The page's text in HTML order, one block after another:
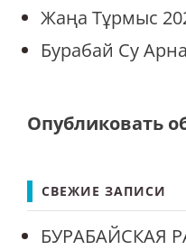
Жаңа Тұрмыс
Бурабай Су
Опубликовать
СВЕЖИЕ ЗАПИСИ
БУРАБАЙСКАЯ